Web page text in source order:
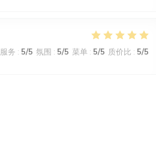
服务 : 5/5 氛围 : 5/5 菜单 : 5/5 质价比 : 5/5